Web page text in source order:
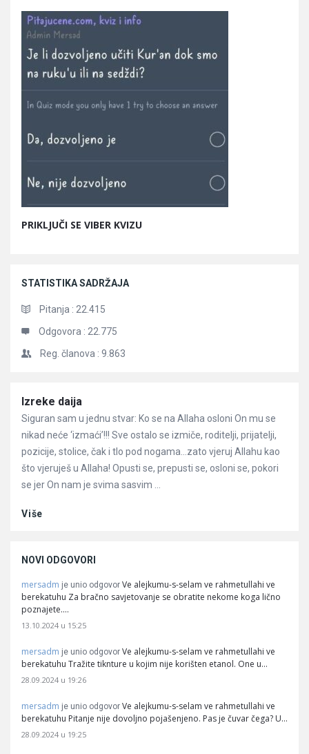
PRIKLJUČI SE VIBER KVIZU
STATISTIKA SADRŽAJA
Pitanja : 22.415
Odgovora : 22.775
Reg. članova : 9.863
Članci
Izreke daija
Siguran sam u jednu stvar: Ko se na Allaha osloni On mu se
nikad neće ‘izmaći’!!! Sve ostalo se izmiče, roditelji, prijatelji,
pozicije, stolice, čak i tlo pod nogama…zato vjeruj Allahu kao
što vjeruješ u Allaha! Opusti se, prepusti se, osloni se, pokori
se jer On nam je svima sasvim ...
Više
NOVI ODGOVORI
mersadm je unio odgovor Ve alejkumu-s-selam ve rahmetullahi ve
berekatuhu Za bračno savjetovanje se obratite nekome koga lično
poznajete.…
13.10.2024 u 15:25
mersadm je unio odgovor Ve alejkumu-s-selam ve rahmetullahi ve
berekatuhu Tražite tiknture u kojim nije korišten etanol. One u…
28.09.2024 u 19:26
mersadm je unio odgovor Ve alejkumu-s-selam ve rahmetullahi ve
berekatuhu Pitanje nije dovoljno pojašenjeno. Pas je čuvar čega? U…
28.09.2024 u 19:25